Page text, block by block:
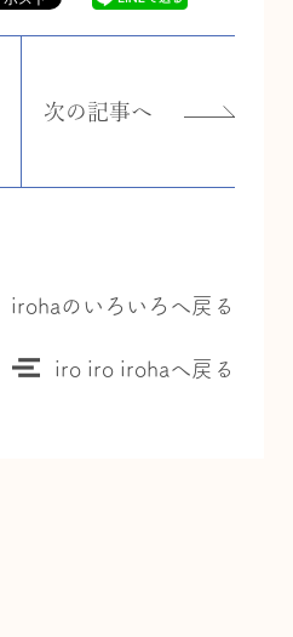
次の記事へ
irohaのいろいろへ戻る
iro iro irohaへ戻る